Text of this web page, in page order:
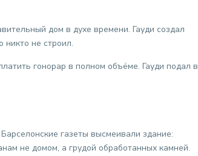
дом в духе времени. Гауди создал
не строил.
гонорар в полном объёме. Гауди подал в
газеты высмеивали здание:
не домом, а грудой обработанных камней.